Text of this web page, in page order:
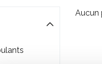
Aucun